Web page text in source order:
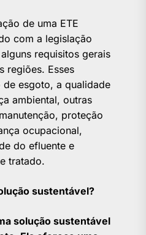
de uma ETE
com a legislação
requisitos gerais
regiões. Esses
esgoto, a qualidade
ambiental, outras
proteção
ocupacional,
do efluente e
tratado.
sustentável?
solução sustentável